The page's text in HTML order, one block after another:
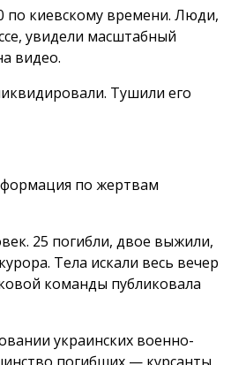
по киевскому времени. Люди,
увидели масштабный
видео.
Тушили его
по жертвам
25 погибли, двое выжили,
Тела искали весь вечер
команды публиковала
украинских военно-